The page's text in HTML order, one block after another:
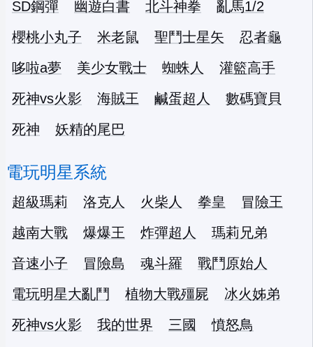
SD鋼彈
幽遊白書 北斗神拳
亂馬1/2
櫻桃小丸子
米老鼠 聖鬥士星矢
忍者龜
哆啦a夢
美少女戰士 蜘蛛人
灌籃高手
死神vs火影
海賊王 鹹蛋超人
數碼寶貝
死神
妖精的尾巴
電玩明星系統
超級瑪莉 洛克人 火柴人 拳皇
冒險王
越南大戰
爆爆王 炸彈超人
瑪莉兄弟
音速小子
冒險島 魂斗羅
戰鬥原始人
電玩明星大亂鬥
植物大戰殭屍
冰火姊弟
死神vs火影
我的世界 三國
憤怒鳥